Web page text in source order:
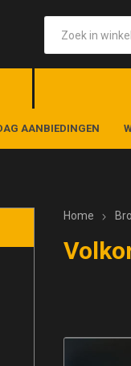
AANBIEDINGEN
Home